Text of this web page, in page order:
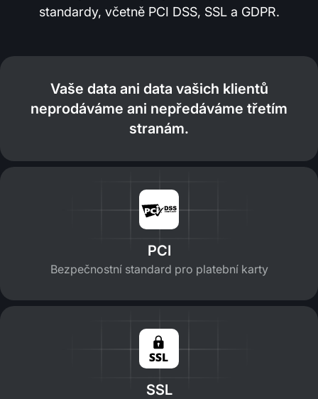
standardy, včetně PCI DSS, SSL a GDPR.
Vaše data ani data vašich klientů
neprodáváme ani nepředáváme třetím
stranám.
PCI
Bezpečnostní standard pro platební karty
SSL